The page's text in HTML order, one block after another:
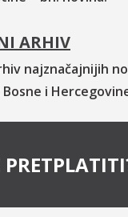
ARHIV
najznačajnijih
i